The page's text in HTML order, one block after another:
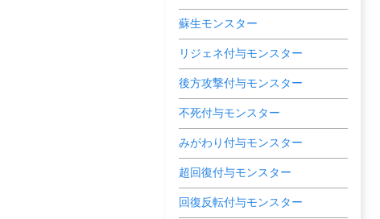
蘇生モンスター
リジェネ付与モンスター
後方攻撃付与モンスター
不死付与モンスター
みがわり付与モンスター
超回復付与モンスター
回復反転付与モンスター